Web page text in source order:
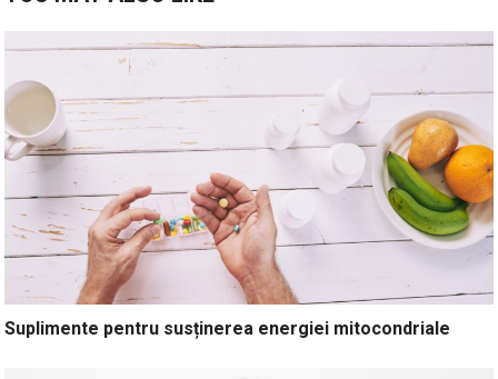
Suplimente pentru susținerea energiei mitocondriale